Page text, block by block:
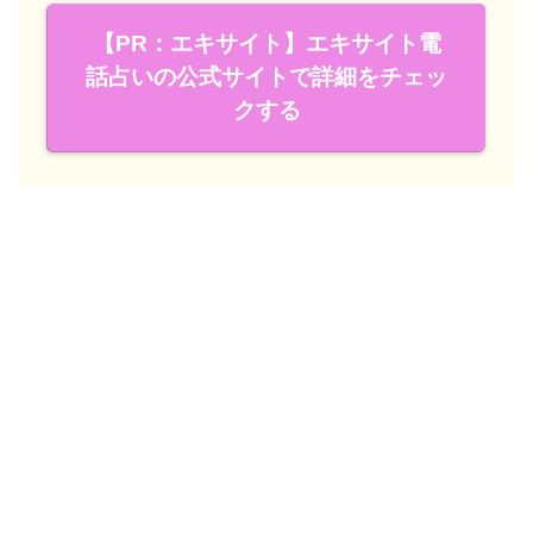
【PR：エキサイト】エキサイト電
話占いの公式サイトで詳細をチェッ
クする